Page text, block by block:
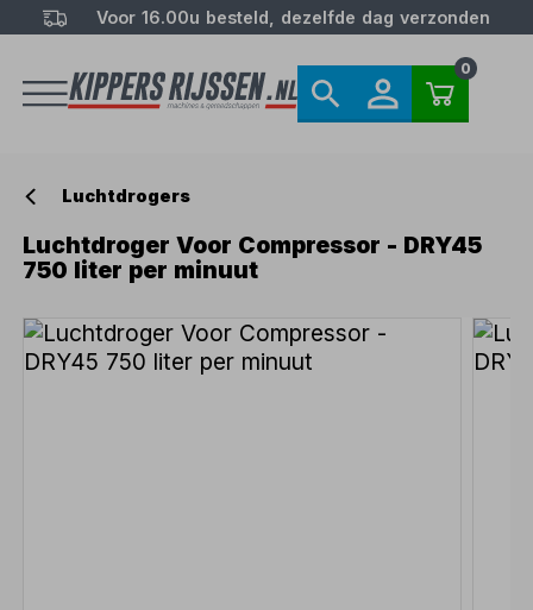
Voor 16.00u besteld, dezelfde dag verzonden
0
Luchtdrogers
Luchtdroger Voor Compressor - DRY45
750 liter per minuut